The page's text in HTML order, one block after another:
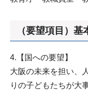
（要望項目）基
4.【国への要望】
大阪の未来を担い、
りの子どもたちが大